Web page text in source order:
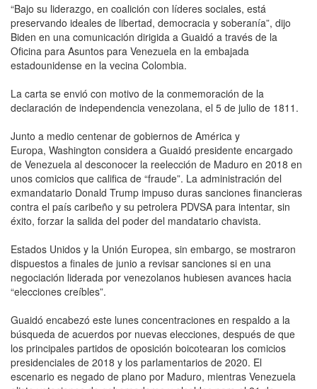
“Bajo su liderazgo, en coalición con líderes sociales, está
preservando ideales de libertad, democracia y soberanía”, dijo
Biden en una comunicación dirigida a Guaidó a través de la
Oficina para Asuntos para Venezuela en la embajada
estadounidense en la vecina Colombia.
La carta se envió con motivo de la conmemoración de la
declaración de independencia venezolana, el 5 de julio de 1811.
Junto a medio centenar de gobiernos de América y
Europa, Washington considera a Guaidó presidente encargado
de Venezuela al desconocer la reelección de Maduro en 2018 en
unos comicios que califica de “fraude”. La administración del
exmandatario Donald Trump impuso duras sanciones financieras
contra el país caribeño y su petrolera PDVSA para intentar, sin
éxito, forzar la salida del poder del mandatario chavista.
Estados Unidos y la Unión Europea, sin embargo, se mostraron
dispuestos a finales de junio a revisar sanciones si en una
negociación liderada por venezolanos hubiesen avances hacia
“elecciones creíbles”.
Guaidó encabezó este lunes concentraciones en respaldo a la
búsqueda de acuerdos por nuevas elecciones, después de que
los principales partidos de oposición boicotearan los comicios
presidenciales de 2018 y los parlamentarios de 2020. El
escenario es negado de plano por Maduro, mientras Venezuela